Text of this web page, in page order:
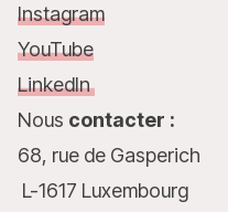
Instagram
YouTube
LinkedIn
Nous contacter :
68, rue de Gasperich
L-1617 Luxembourg